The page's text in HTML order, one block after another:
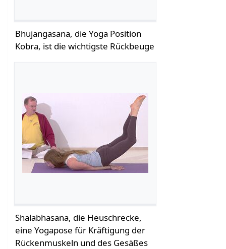
Bhujangasana, die Yoga Position
Kobra, ist die wichtigste Rückbeuge
Shalabhasana, die Heuschrecke,
eine Yogapose für Kräftigung der
Rückenmuskeln und des Gesäßes